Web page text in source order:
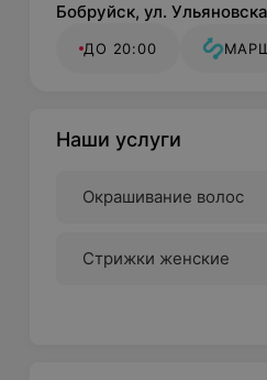
Бобруйск, ул.
ДО 20:00
Наши услуги
Окрашивание волос
Стрижки женские